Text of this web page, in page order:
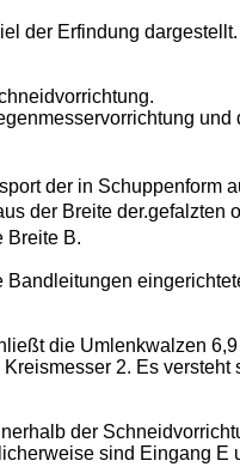
der Erfindung dargestellt.
der in Schuppenform
der Breite der.gefalzten
Breite B.
die Umlenkwalzen
2. Es
der
sind Eingang